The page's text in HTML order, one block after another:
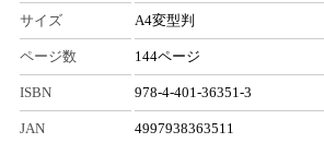
サイズ A4変型判
ページ数 144ページ
ISBN 978-4-401-36351-3
JAN 4997938363511